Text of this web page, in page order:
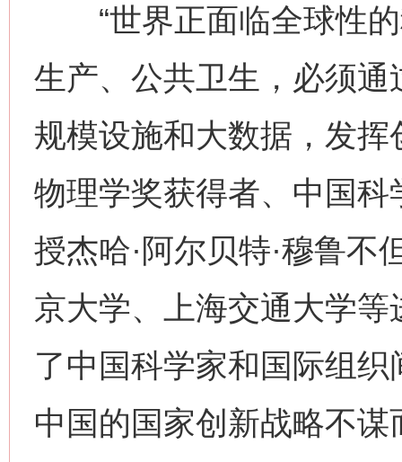
“世界正面临全球性的
生产、公共卫生，必须
规模设施和大数据，发挥
物理学奖获得者、中国
授杰哈·阿尔贝特·穆鲁不
京大学、上海交通大学
了中国科学家和国际组
中国的国家创新战略不谋